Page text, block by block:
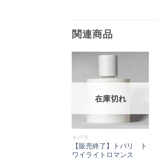
関連商品
在庫切れ
トバリ
【販売終了】トバリ ト
ワイライトロマンス